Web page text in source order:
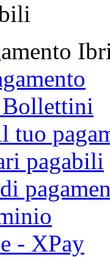
Bollettini
tuo
pagabili
- XPay